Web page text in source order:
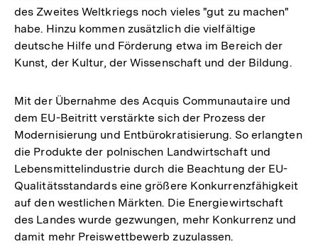
des Zweites Weltkriegs noch vieles "gut zu machen"
habe. Hinzu kommen zusätzlich die vielfältige
deutsche Hilfe und Förderung etwa im Bereich der
Kunst, der Kultur, der Wissenschaft und der Bildung.
Mit der Übernahme des Acquis Communautaire und
dem EU-Beitritt verstärkte sich der Prozess der
Modernisierung und Entbürokratisierung. So erlangten
die Produkte der polnischen Landwirtschaft und
Lebensmittelindustrie durch die Beachtung der EU-
Qualitätsstandards eine größere Konkurrenzfähigkeit
auf den westlichen Märkten. Die Energiewirtschaft
des Landes wurde gezwungen, mehr Konkurrenz und
damit mehr Preiswettbewerb zuzulassen.